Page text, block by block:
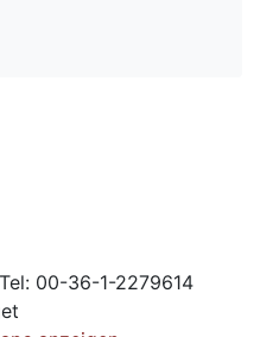
00-36-1-2279614